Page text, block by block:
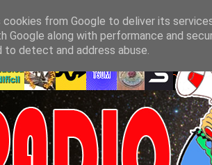
cookies from Google to deliver its
Google along with performance and
to detect and address abuse.